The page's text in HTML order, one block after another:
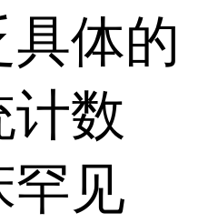
体的
计数
罕见